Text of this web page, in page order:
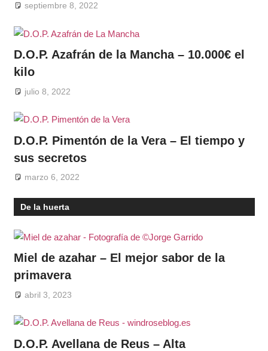
septiembre 8, 2022
D.O.P. Azafrán de la Mancha – 10.000€ el
kilo
julio 8, 2022
D.O.P. Pimentón de la Vera – El tiempo y
sus secretos
marzo 6, 2022
De la huerta
Miel de azahar – El mejor sabor de la
primavera
abril 3, 2023
D.O.P. Avellana de Reus – Alta